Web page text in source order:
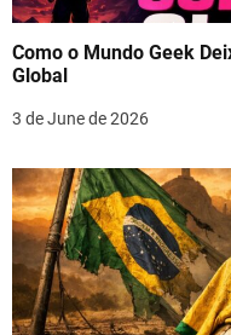
Como o Mundo Geek
Global
3 de June de 2026